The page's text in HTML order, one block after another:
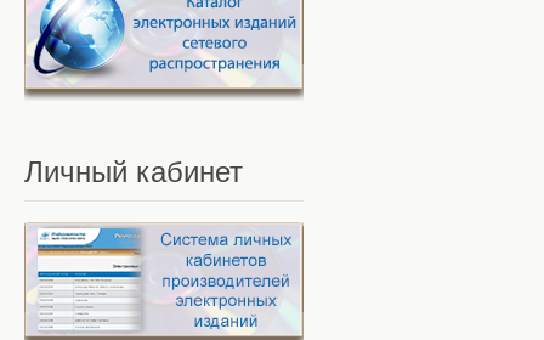
Личный кабинет